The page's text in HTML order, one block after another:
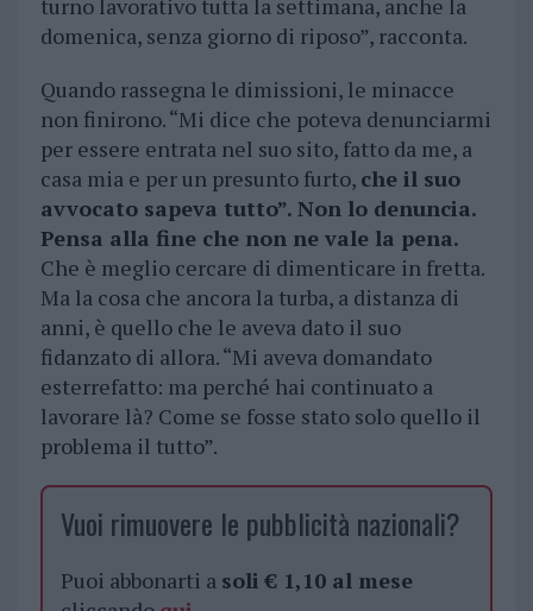
turno lavorativo tutta la settimana, anche la
domenica, senza giorno di riposo”, racconta.
Quando rassegna le dimissioni, le minacce
non finirono. “Mi dice che poteva denunciarmi
per essere entrata nel suo sito, fatto da me, a
casa mia e per un presunto furto, che il suo
avvocato sapeva tutto”. Non lo denuncia.
Pensa alla fine che non ne vale la pena.
Che è meglio cercare di dimenticare in fretta.
Ma la cosa che ancora la turba, a distanza di
anni, è quello che le aveva dato il suo
fidanzato di allora. “Mi aveva domandato
esterrefatto: ma perché hai continuato a
lavorare là? Come se fosse stato solo quello il
problema il tutto”.
Vuoi rimuovere le pubblicità nazionali?
Puoi abbonarti a soli € 1,10 al mese